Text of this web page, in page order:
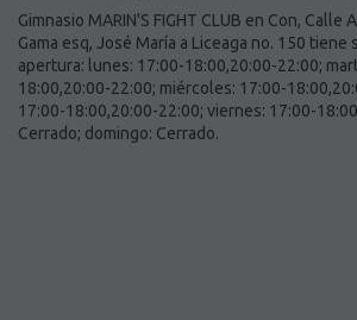
Gimnasio MARIN'S FIGHT CLUB en Con, Calle
Gama esq, José María a Liceaga no. 150
apertura: lunes: 17:00-18:00,20:00-22:00;
18:00,20:00-22:00; miércoles: 17:00-
17:00-18:00,20:00-22:00; viernes: 17:00-
Cerrado; domingo: Cerrado.